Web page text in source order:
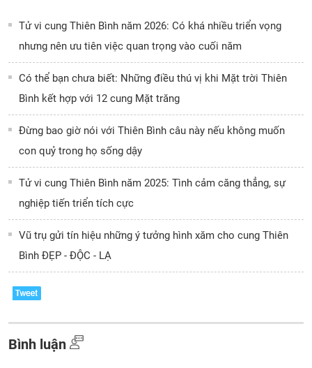
Tử vi cung Thiên Bình năm 2026: Có khá nhiều triển vọng
nhưng nên ưu tiên việc quan trọng vào cuối năm
Có thể bạn chưa biết: Những điều thú vị khi Mặt trời Thiên
Bình kết hợp với 12 cung Mặt trăng
Đừng bao giờ nói với Thiên Bình câu này nếu không muốn
con quỷ trong họ sống dậy
Tử vi cung Thiên Bình năm 2025: Tình cảm căng thẳng, sự
nghiệp tiến triển tích cực
Vũ trụ gửi tín hiệu những ý tưởng hình xăm cho cung Thiên
Bình ĐẸP - ĐỘC - LẠ
Bình luận